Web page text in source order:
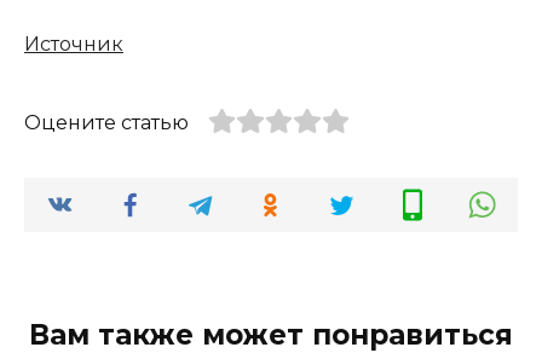
Источник
Оцените статью
Вам также может понравиться